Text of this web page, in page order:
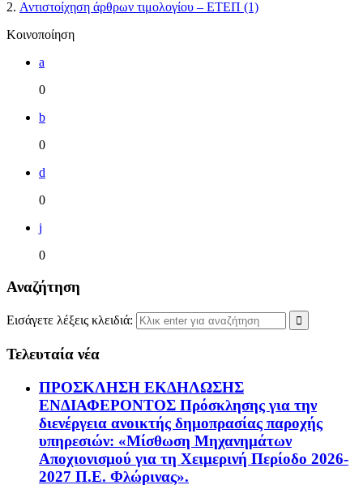
2. Αντιστοίχηση άρθρων τιμολογίου – ΕΤΕΠ (1)
Κοινοποίηση
a
0
b
0
d
0
j
0
Αναζήτηση
Εισάγετε λέξεις κλειδιά:
Τελευταία νέα
ΠΡΟΣΚΛΗΣΗ ΕΚΔΗΛΩΣΗΣ
ΕΝΔΙΑΦΕΡΟΝΤΟΣ Πρόσκλησης για την
διενέργεια ανοικτής δημοπρασίας παροχής
υπηρεσιών: «Μίσθωση Μηχανημάτων
Αποχιονισμού για τη Χειμερινή Περίοδο 2026-
2027 Π.Ε. Φλώρινας».